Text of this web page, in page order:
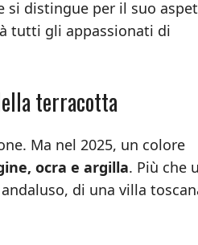
si distingue per il suo
tutti gli appassionati di
terracotta
Ma nel 2025, un colore
ocra e argilla. Più che
di una villa